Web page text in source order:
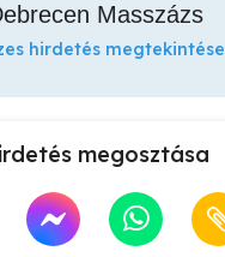
Masszázs
hirdetés megtekintése
megosztása